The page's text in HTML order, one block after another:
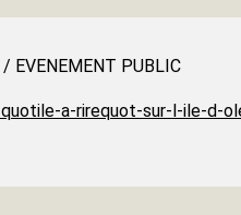
EVENEMENT PUBLIC
a-rirequot-sur-l-ile-d-